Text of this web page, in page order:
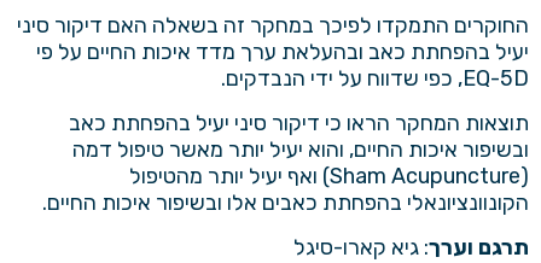
החוקרים התמקדו לפיכך במחקר זה בשאלה האם דיקור סיני
יעיל בהפחתת כאב ובהעלאת ערך מדד איכות החיים על פי
EQ-5D, כפי שדווח על ידי הנבדקים.
תוצאות המחקר הראו כי דיקור סיני יעיל בהפחתת כאב
ובשיפור איכות החיים, והוא יעיל יותר מאשר טיפול דמה
(Sham Acupuncture) ואף יעיל יותר מהטיפול
הקונוונציונאלי בהפחתת כאבים אלו ובשיפור איכות החיים.
תרגם וערך: גיא קארו-סיגל